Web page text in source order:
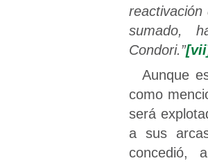
sumado,
Condori.”
Aunque
como
será
a sus
concedió,